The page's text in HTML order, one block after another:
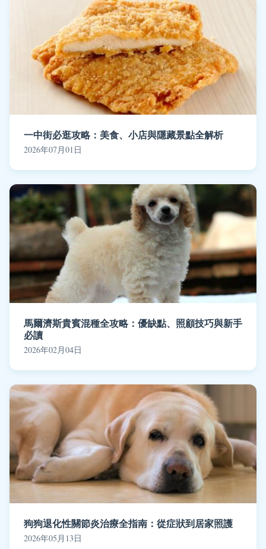
一中街必逛攻略：美食、小店與隱藏景點全解析
2026年07月01日
馬爾濟斯貴賓混種全攻略：優缺點、照顧技巧與新手
必讀
2026年02月04日
狗狗退化性關節炎治療全指南：從症狀到居家照護
2026年05月13日